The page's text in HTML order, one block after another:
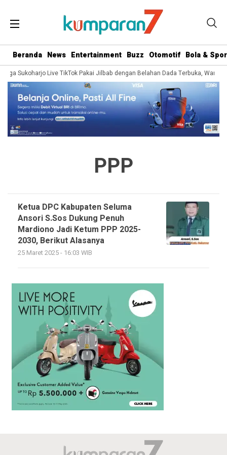
Beranda News Entertainment Buzz Otomotif Bola &
Sukoharjo Live TikTok Pakai Jilbab dengan Belahan Dada Terbuka,
PPP
Ketua DPC Kabupaten Seluma
Ansori S.Sos Dukung Penuh
Mardiono Jadi Ketum PPP 2025-
2030, Berikut Alasanya
25 Maret 2025 - 16:03 WIB